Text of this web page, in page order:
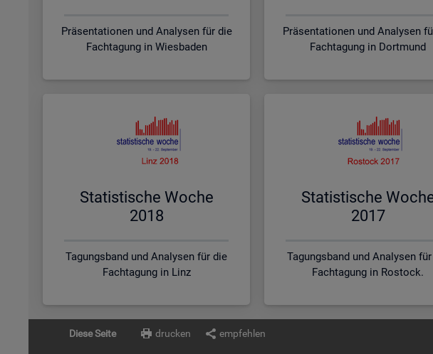
Präsentationen und Analysen für die
Fachtagung in Wiesbaden
Präsentationen und Analysen
Fachtagung in Dortmund
Sta­tis­ti­sche Woche
2018
Tagungsband und Analysen für die
Fachtagung in Linz
Sta­tis­ti­sche
2017
Tagungsband und Analysen
Fachtagung in Rostock.
Diese Seite drucken empfehlen